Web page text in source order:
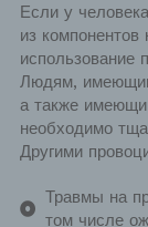
Если у
из компонентов
использование
Людям,
а также
необходимо
Другими
Травмы на
том числе